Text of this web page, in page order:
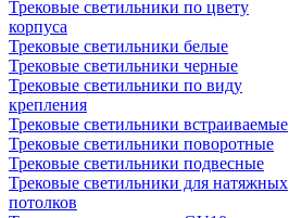
Трековые светильники по цвету
корпуса
Трековые светильники белые
Трековые светильники черные
Трековые светильники по виду
крепления
Трековые светильники встраиваемые
Трековые светильники поворотные
Трековые светильники подвесные
Трековые светильники для натяжных
потолков